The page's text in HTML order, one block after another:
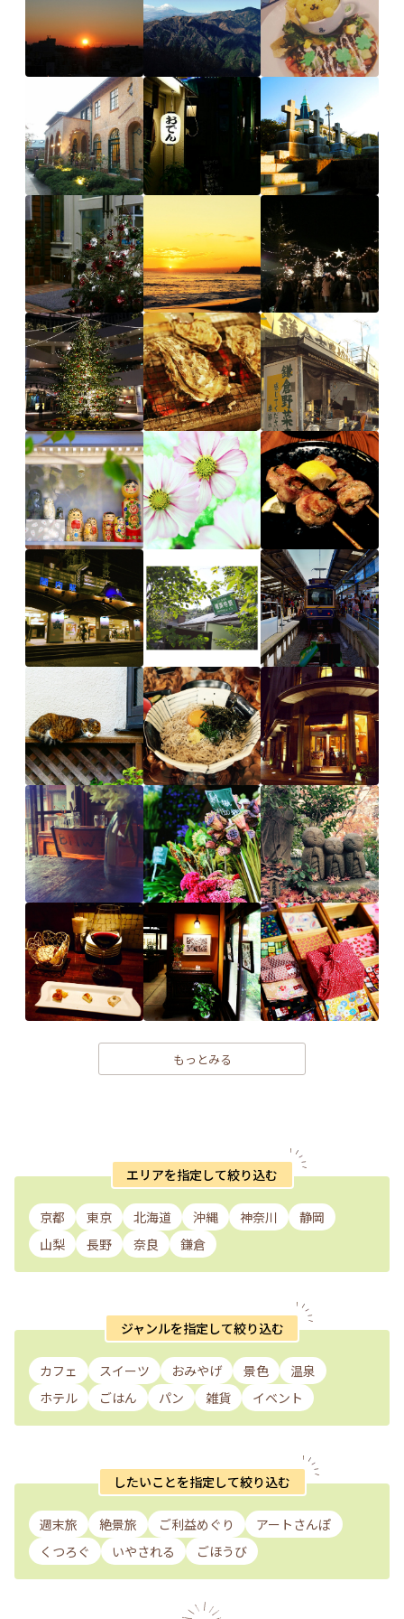
もっとみる
エリアを指定して絞り込む
京都 東京 北海道 沖縄 神奈川
静岡
山梨
長野 奈良 鎌倉
ジャンルを指定して絞り込む
カフェ スイーツ おみやげ 景色
温泉
ホテル
ごはん パン 雑貨 イベント
したいことを指定して絞り込む
週末旅 絶景旅 ご利益めぐり
アートさんぽ
くつろぐ
いやされる ごほうび